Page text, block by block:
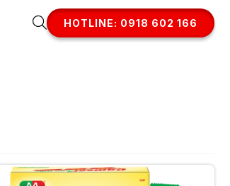
HOTLINE: 0918 602 166